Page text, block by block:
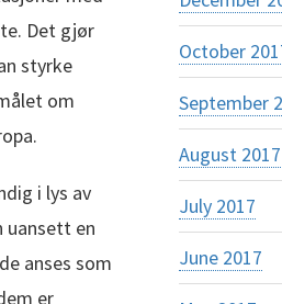
Det gjør
styrke
om
i lys av
uansett en
anses som
er
October
September
August 2017
July 2017
June 2017